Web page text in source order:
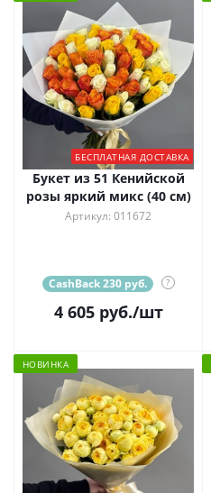
БЕСПЛАТНАЯ ДОСТАВКА
Букет из 51 Кенийской
розы яркий микс (40 см)
Артикул: 011672
CashBack 230 руб. ?
4 605руб./шт
НОВИНКА